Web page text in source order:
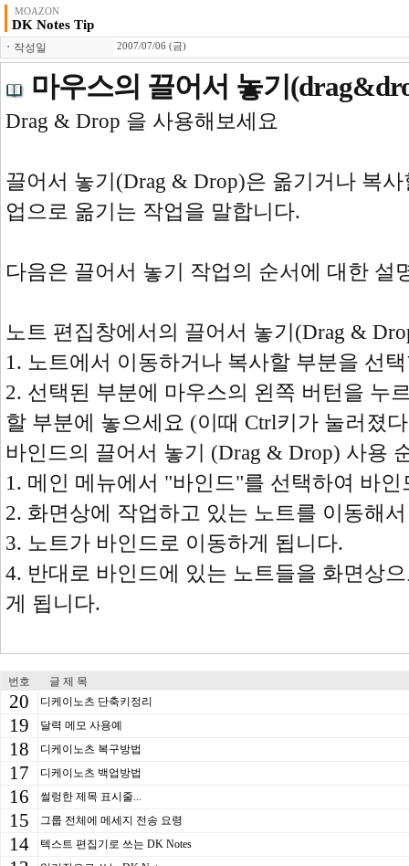
MOAZON
DK Notes Tip
ㆍ 작성일 2007/07/06 (금)
마우스의 끌어서 놓기
Drag & Drop 을 사용해보세요
끌어서 놓기(Drag & Drop)은 옮기거나 복
업으로 옮기는 작업을 말합니다.
다음은 끌어서 놓기 작업의 순서에 대한 설
노트 편집창에서의 끌어서 놓기(Drag &
1. 노트에서 이동하거나 복사할 부분을 선
2. 선택된 부분에 마우스의 왼쪽 버턴을 누
할 부분에 놓으세요 (이때 Ctrl키가 눌러졌
바인드의 끌어서 놓기 (Drag & Drop) 사용
1. 메인 메뉴에서 "바인드"를 선택하여 바
2. 화면상에 작업하고 있는 노트를 이동해
3. 노트가 바인드로 이동하게 됩니다.
4. 반대로 바인드에 있는 노트들을 화면상
게 됩니다.
번호 글 제 목
20 디케이노츠 단축키정리
19 달력 메모 사용예
18 디케이노츠 복구방법
17 디케이노츠 백업방법
16 썰렁한 제목 표시줄...
15 그룹 전체에 메세지 전송 요령
14 텍스트 편집기로 쓰는 DK Notes